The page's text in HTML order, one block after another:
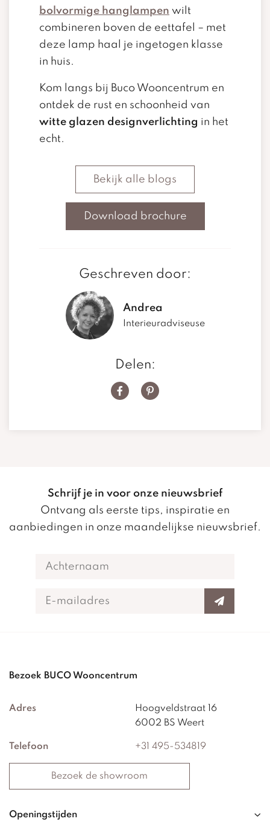
bolvormige hanglampen wilt
combineren boven de eettafel – met
deze lamp haal je ingetogen klasse
in huis.
Kom langs bij Buco Wooncentrum en
ontdek de rust en schoonheid van
witte glazen designverlichting in het
echt.
Bekijk alle blogs
Download brochure
Geschreven door:
Andrea
Interieuradviseuse
Delen:
Schrijf je in voor onze nieuwsbrief
Ontvang als eerste tips, inspiratie en
aanbiedingen in onze maandelijkse nieuwsbrief.
Bezoek BUCO Wooncentrum
Adres
Hoogveldstraat 16
6002 BS Weert
Telefoon +31 495-534819
Bezoek de showroom
Openingstijden